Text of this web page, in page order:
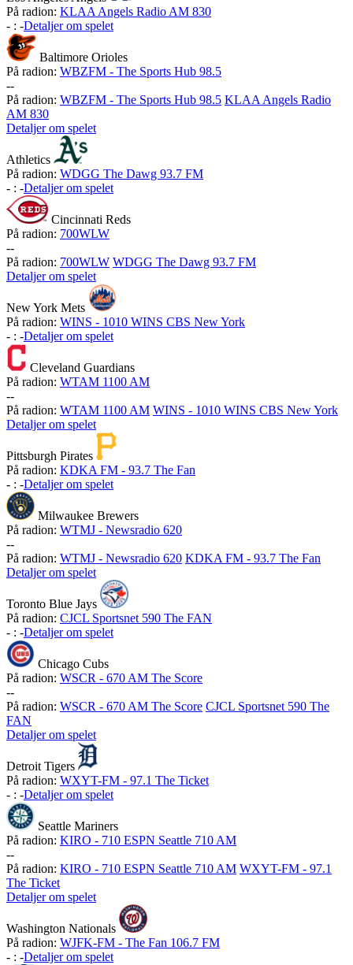
På radion: KLAA Angels Radio AM 830
- : -Detaljer om spelet
Baltimore Orioles
På radion: WBZFM - The Sports Hub 98.5
--
På radion: WBZFM - The Sports Hub 98.5 KLAA Angels Radio
AM 830
Detaljer om spelet
Athletics
På radion: WDGG The Dawg 93.7 FM
- : -Detaljer om spelet
Cincinnati Reds
På radion: 700WLW
--
På radion: 700WLW WDGG The Dawg 93.7 FM
Detaljer om spelet
New York Mets
På radion: WINS - 1010 WINS CBS New York
- : -Detaljer om spelet
Cleveland Guardians
På radion: WTAM 1100 AM
--
På radion: WTAM 1100 AM WINS - 1010 WINS CBS New York
Detaljer om spelet
Pittsburgh Pirates
På radion: KDKA FM - 93.7 The Fan
- : -Detaljer om spelet
Milwaukee Brewers
På radion: WTMJ - Newsradio 620
--
På radion: WTMJ - Newsradio 620 KDKA FM - 93.7 The Fan
Detaljer om spelet
Toronto Blue Jays
På radion: CJCL Sportsnet 590 The FAN
- : -Detaljer om spelet
Chicago Cubs
På radion: WSCR - 670 AM The Score
--
På radion: WSCR - 670 AM The Score CJCL Sportsnet 590 The
FAN
Detaljer om spelet
Detroit Tigers
På radion: WXYT-FM - 97.1 The Ticket
- : -Detaljer om spelet
Seattle Mariners
På radion: KIRO - 710 ESPN Seattle 710 AM
--
På radion: KIRO - 710 ESPN Seattle 710 AM WXYT-FM - 97.1
The Ticket
Detaljer om spelet
Washington Nationals
På radion: WJFK-FM - The Fan 106.7 FM
- : -Detaljer om spelet